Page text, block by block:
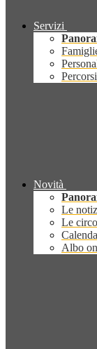
Servizi
Novità
Le
Le
Albo